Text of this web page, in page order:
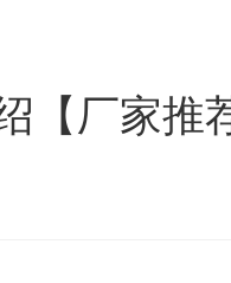
【厂家推